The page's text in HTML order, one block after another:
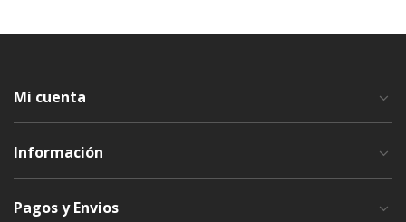
Mi cuenta
Información
Pagos y Envios